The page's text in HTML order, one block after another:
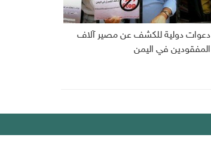
دعوات دولية للكشف عن مصير آلاف
المفقودين في اليمن